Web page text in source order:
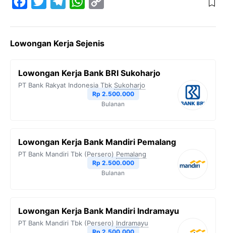
e
o
t
e
e
r
t
A
y
n
k
Lowongan Kerja Sejenis
Lowongan Kerja Bank BRI Sukoharjo
PT Bank Rakyat Indonesia Tbk Sukoharjo
Rp 2.500.000
Bulanan
Lowongan Kerja Bank Mandiri Pemalang
PT Bank Mandiri Tbk (Persero) Pemalang
Rp 2.500.000
Bulanan
Lowongan Kerja Bank Mandiri Indramayu
PT Bank Mandiri Tbk (Persero) Indramayu